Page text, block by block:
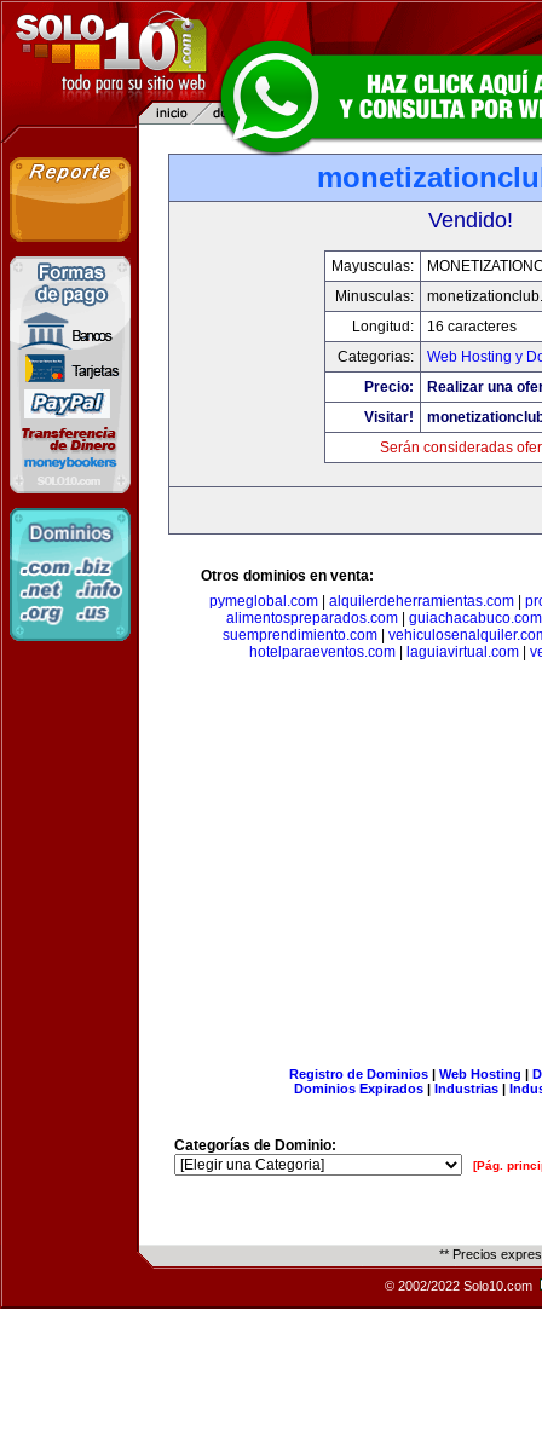
Vendido!
Mayusculas:
Minusculas:
Longitud:
16 caracteres
Categorias:
Web Hosting y
Precio:
Realizar una
Visitar!
Serán consideradas
Otros dominios en venta:
pymeglobal.com| alquilerdeherramientas.com|
alimentospreparados.com| guiachacabuco.com
suemprendimiento.com|
hotelparaeventos.com
laguiavirtual.com
Registro de Dominios| Web Hosting |
Dominios Expirados | Industrias |
Categorías de Dominio:
[Pág.
** Precios
© 2002/2022 Solo10.com